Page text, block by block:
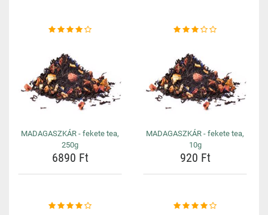
MADAGASZKÁR - fekete tea,
250g
6890 Ft
MADAGASZKÁR - fekete tea,
10g
920 Ft